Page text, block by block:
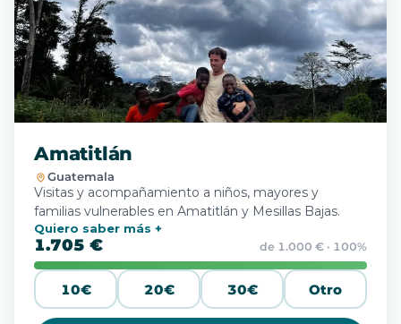
Amatitlán
Guatemala
Visitas y acompañamiento a niños, mayores y
familias vulnerables en Amatitlán y Mesillas Bajas.
Quiero saber más
1.705 € de 1.000 € · 100%
10€ 20€ 30€ Otro